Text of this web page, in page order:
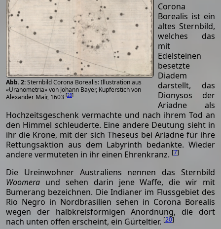
Sternbild Corona Borealis: Illustration aus
«Uranometria» von Johann Bayer, Kupferstich von
Alexander Mair, 1603 [28]
Corona
Borealis ist ein
altes Sternbild,
welches das
mit
Edelsteinen
besetzte
Diadem
darstellt, das
Dionysos der
Ariadne als
Hochzeitsgeschenk vermachte und nach ihrem Tod an
den Himmel schleuderte. Eine andere Deutung sieht in
ihr die Krone, mit der sich Theseus bei Ariadne für ihre
Rettungsaktion aus dem Labyrinth bedankte. Wieder
andere vermuteten in ihr einen Ehrenkranz. [7]
Die Ureinwohner Australiens nennen das Sternbild
Woomera und sehen darin jene Waffe, die wir mit
Bumerang bezeichnen. Die Indianer im Flussgebiet des
Rio Negro in Nordbrasilien sehen in Corona Borealis
wegen der halbkreisförmigen Anordnung, die dort
nach unten offen erscheint, ein Gürteltier. [20]